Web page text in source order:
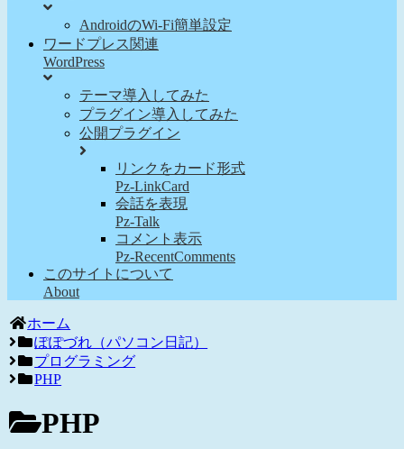
AndroidのWi-Fi簡単設定
ワードプレス関連
WordPress
テーマ導入してみた
プラグイン導入してみた
公開プラグイン
リンクをカード形式
Pz-LinkCard
会話を表現
Pz-Talk
コメント表示
Pz-RecentComments
このサイトについて
About
ホーム
ぽぽづれ（パソコン日記）
プログラミング
PHP
PHP